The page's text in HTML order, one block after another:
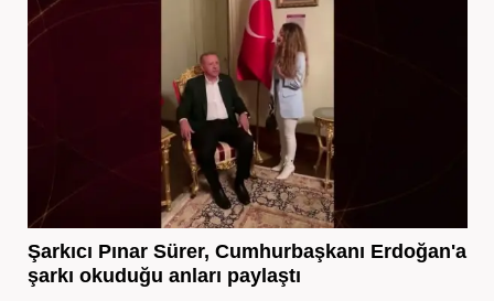
Şarkıcı Pınar Sürer, Cumhurbaşkanı Erdoğan'a
şarkı okuduğu anları paylaştı